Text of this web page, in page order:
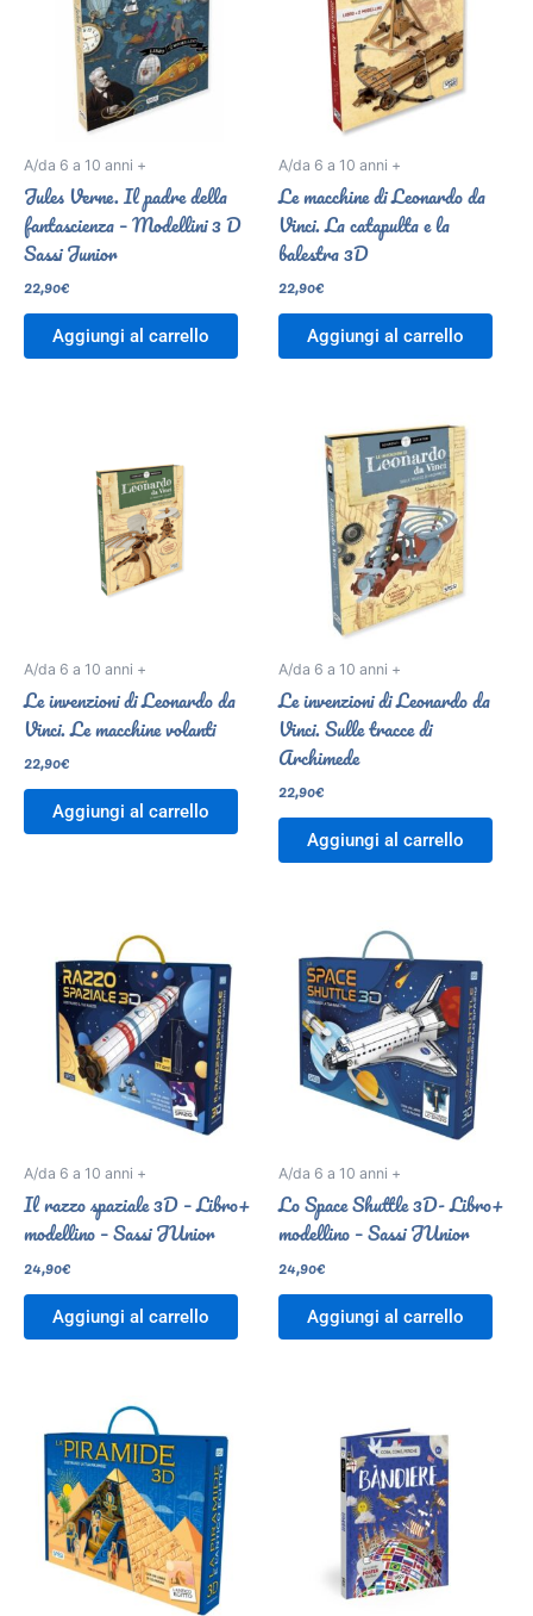
A/da 6 a 10 anni +
Jules Verne. Il padre della
fantascienza – Modellini 3 D
Sassi Junior
22,90€
Aggiungi al carrello
A/da 6 a 10 anni +
Le macchine di Leonardo da
Vinci. La catapulta e la
balestra 3D
22,90€
Aggiungi al carrello
A/da 6 a 10 anni +
Le invenzioni di Leonardo da
Vinci. Le macchine volanti
22,90€
Aggiungi al carrello
A/da 6 a 10 anni +
Le invenzioni di Leonardo da
Vinci. Sulle tracce di
Archimede
22,90€
Aggiungi al carrello
A/da 6 a 10 anni +
Il razzo spaziale 3D – Libro+
modellino – Sassi JUnior
24,90€
Aggiungi al carrello
A/da 6 a 10 anni +
Lo Space Shuttle 3D- Libro+
modellino – Sassi JUnior
24,90€
Aggiungi al carrello